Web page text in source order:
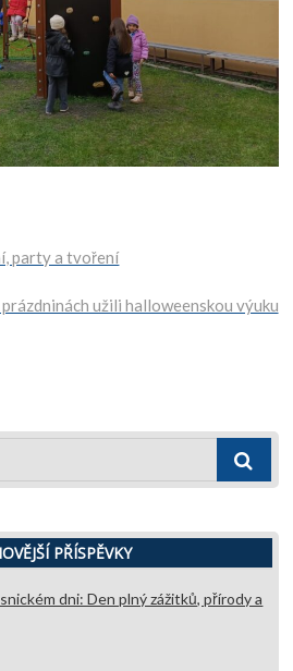
party a tvoření
užili halloweenskou výuku
Hledej
PŘÍSPĚVKY
dni: Den plný zážitků, přírody a